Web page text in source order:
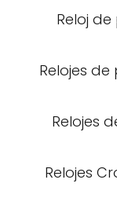
Reloj
Relojes
Relojes
Relojes